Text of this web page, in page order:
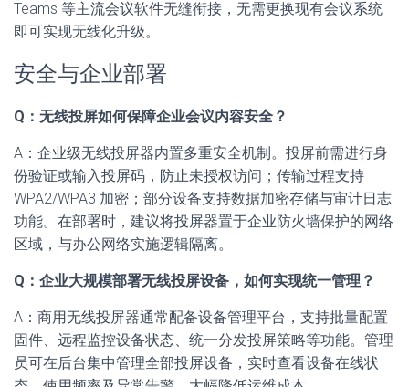
Teams 等主流会议软件无缝衔接，无需更换现有会议系统
即可实现无线化升级。
安全与企业部署
Q：无线投屏如何保障企业会议内容安全？
A：企业级无线投屏器内置多重安全机制。投屏前需进行身
份验证或输入投屏码，防止未授权访问；传输过程支持
WPA2/WPA3 加密；部分设备支持数据加密存储与审计日志
功能。在部署时，建议将投屏器置于企业防火墙保护的网络
区域，与办公网络实施逻辑隔离。
Q：企业大规模部署无线投屏设备，如何实现统一管理？
A：商用无线投屏器通常配备设备管理平台，支持批量配置
固件、远程监控设备状态、统一分发投屏策略等功能。管理
员可在后台集中管理全部投屏设备，实时查看设备在线状